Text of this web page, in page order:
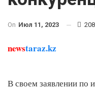
On Июл 11, 2023 208
newstaraz.kz
В своем заявлении по